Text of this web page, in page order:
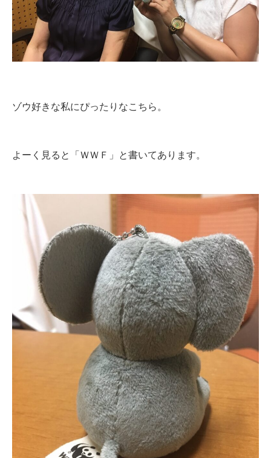
ゾウ好きな私にぴったりなこちら。
よーく見ると「ＷＷＦ」と書いてあります。